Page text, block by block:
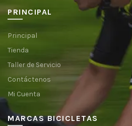
PRINCIPAL
Principal
Tienda
Taller de Servicio
Contáctenos
Mi Cuenta
MARCAS BICICLETAS